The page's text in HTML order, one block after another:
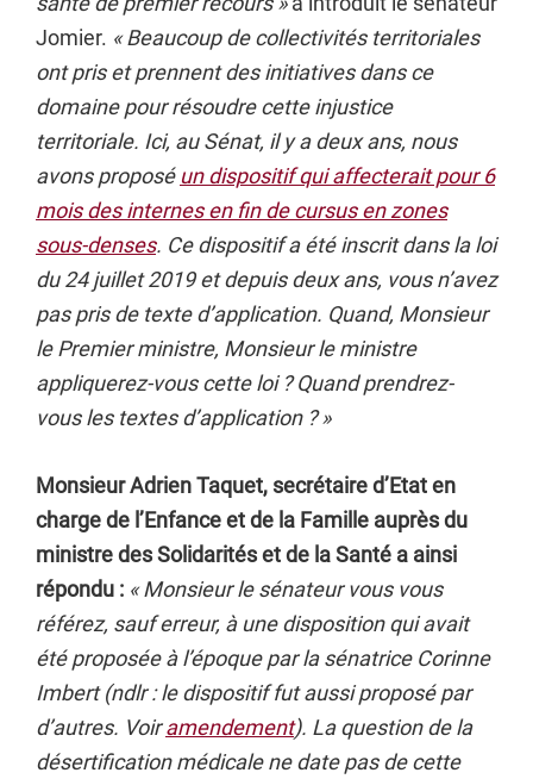
Jomier. « Beaucoup de collectivités territoriales
ont pris et prennent des initiatives dans ce
domaine pour résoudre cette injustice
territoriale. Ici, au Sénat, il y a deux ans, nous
avons proposé un dispositif qui affecterait pour 6
mois des internes en fin de cursus en zones
sous-denses. Ce dispositif a été inscrit dans la loi
du 24 juillet 2019 et depuis deux ans, vous n’avez
pas pris de texte d’application. Quand, Monsieur
le Premier ministre, Monsieur le ministre
appliquerez-vous cette loi ? Quand prendrez-
vous les textes d’application ? »
Monsieur Adrien Taquet, secrétaire d’Etat en
charge de l’Enfance et de la Famille auprès du
ministre des Solidarités et de la Santé a ainsi
répondu : « Monsieur le sénateur vous vous
référez, sauf erreur, à une disposition qui avait
été proposée à l’époque par la sénatrice Corinne
Imbert (ndlr : le dispositif fut aussi proposé par
d’autres. Voiramendement). La question de la
désertification médicale ne date pas de cette